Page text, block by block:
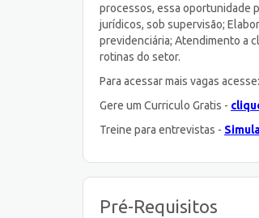
processos, essa oportunidade
jurídicos, sob supervisão;
previdenciária; Atendimento a
rotinas do setor.
Para acessar mais vagas acesse:
Gere um Curriculo Gratis -
Treine para entrevistas -
Pré-Requisitos